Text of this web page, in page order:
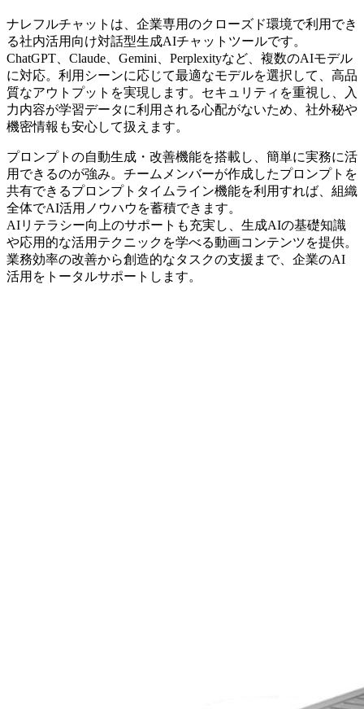
ナレフルチャットは、企業専用のクローズド環境で利用でき
る社内活用向け対話型生成AIチャットツールです。
ChatGPT、Claude、Gemini、Perplexityなど、複数のAIモデル
に対応。利用シーンに応じて最適なモデルを選択して、高品
質なアウトプットを実現します。セキュリティを重視し、入
力内容が学習データに利用される心配がないため、社外秘や
機密情報も安心して扱えます。
プロンプトの自動生成・改善機能を搭載し、簡単に実務に活
用できるのが強み。チームメンバーが作成したプロンプトを
共有できるプロンプトタイムライン機能を利用すれば、組織
全体でAI活用ノウハウを蓄積できます。
AIリテラシー向上のサポートも充実し、生成AIの基礎知識
や応用的な活用テクニックを学べる動画コンテンツを提供。
業務効率の改善から創造的なタスクの支援まで、企業のAI
活用をトータルサポートします。